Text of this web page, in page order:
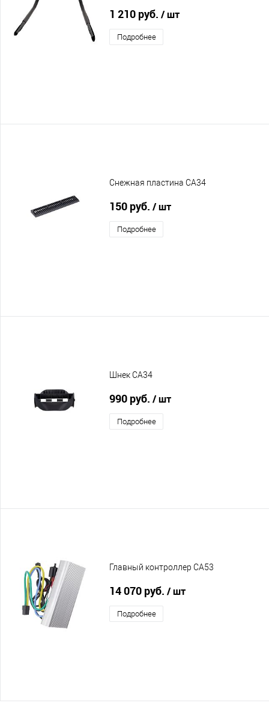
1 210 руб. / шт
Подробнее
Снежная пластина CA34
150 руб. / шт
Подробнее
Шнек CA34
990 руб. / шт
Подробнее
Главный контроллер CA53
14 070 руб. / шт
Подробнее